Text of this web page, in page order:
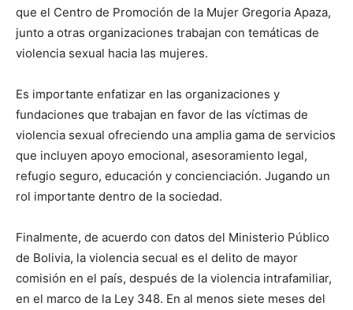
que el Centro de Promoción de la Mujer Gregoria Apaza,
junto a otras organizaciones trabajan con temáticas de
violencia sexual hacia las mujeres.
Es importante enfatizar en las organizaciones y
fundaciones que trabajan en favor de las víctimas de
violencia sexual ofreciendo una amplia gama de servicios
que incluyen apoyo emocional, asesoramiento legal,
refugio seguro, educación y concienciación. Jugando un
rol importante dentro de la sociedad.
Finalmente, de acuerdo con datos del Ministerio Público
de Bolivia, la violencia secual es el delito de mayor
comisión en el país, después de la violencia intrafamiliar,
en el marco de la Ley 348. En al menos siete meses del